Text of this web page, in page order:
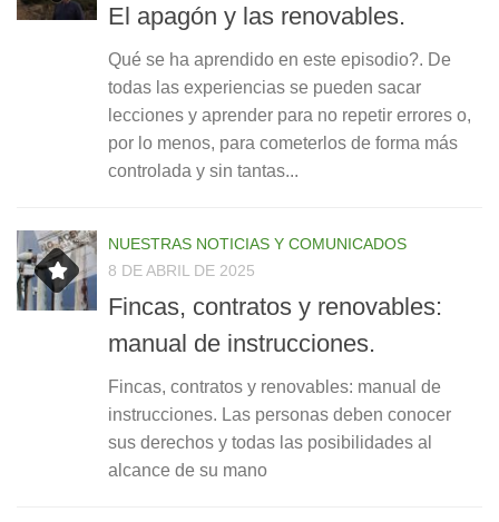
El apagón y las renovables.
Qué se ha aprendido en este episodio?. De
todas las experiencias se pueden sacar
lecciones y aprender para no repetir errores o,
por lo menos, para cometerlos de forma más
controlada y sin tantas...
NUESTRAS NOTICIAS Y COMUNICADOS
8 DE ABRIL DE 2025
Fincas, contratos y renovables:
manual de instrucciones.
Fincas, contratos y renovables: manual de
instrucciones. Las personas deben conocer
sus derechos y todas las posibilidades al
alcance de su mano